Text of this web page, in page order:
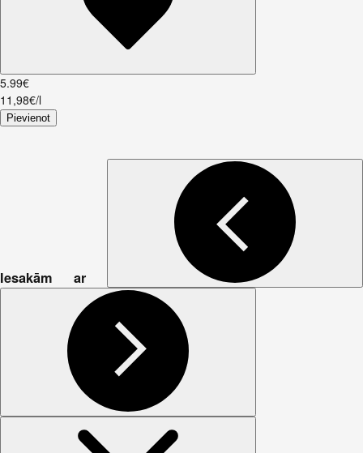
5.99€
11,98€/l
Pievienot
Iesakām ar